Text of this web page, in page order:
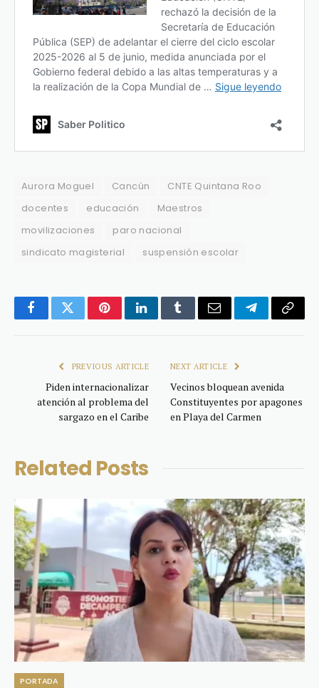
Aurora Moguel Cancún
CNTE Quintana Roo
docentes
educación
Maestros
movilizaciones
paro nacional
sindicato magisterial
suspensión escolar
FacebookTwitterPinterestLinkedInTumblrEmail TelegramCopy
PREVIOUS ARTICLE
Piden internacionalizar
atención al problema del
sargazo en el Caribe
NEXT ARTICLE
Vecinos bloquean avenida
Constituyentes por apagones
en Playa del Carmen
Related Posts
PORTADA